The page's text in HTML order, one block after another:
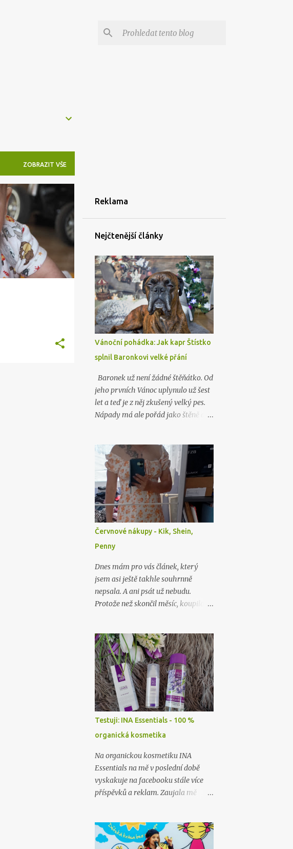
ZOBRAZIT VŠE
Reklama
Nejčtenější články
Vánoční pohádka: Jak kapr Štístko
splnil Baronkovi velké přání
Baronek už není žádné štěňátko. Od
jeho prvních Vánoc uplynulo už šest
let a teď je z něj zkušený velký pes.
Nápady má ale pořád jako štěně a
nevěřícně kroutí hlavou. Jako o
minulých Vánocích…
Červnové nákupy - Kik, Shein,
Penny
Dnes mám pro vás článek, který
jsem asi ještě takhle souhrnně
nepsala. A ani psát už nebudu.
Protože než skončil měsíc, koupila
nevím skoro vůbec. Takže příště zase
budu dělat hauly rovnou po nákupu
či objednávce.
Testuji: INA Essentials - 100 %
organická kosmetika
Na organickou kosmetiku INA
Essentials na mě v poslední době
vyskakuje na facebooku stále více
příspěvků a reklam. Zaujala mě
nejčistších surovin, ale i proto, že se
jedná o rodinnou firmu. A takové já